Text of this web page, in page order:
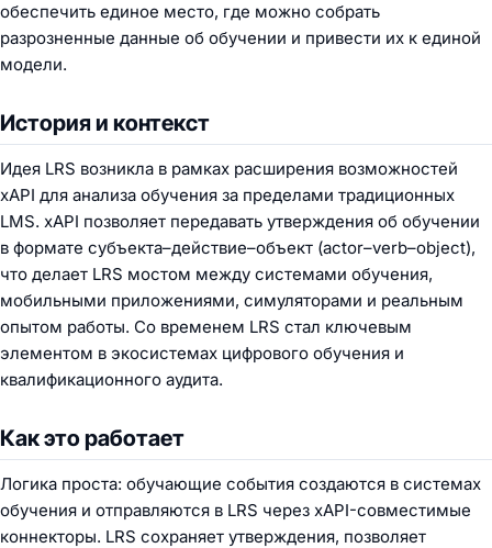
обеспечить единое место, где можно собрать
разрозненные данные об обучении и привести их к единой
модели.
История и контекст
Идея LRS возникла в рамках расширения возможностей
xAPI для анализа обучения за пределами традиционных
LMS. xAPI позволяет передавать утверждения об обучении
в формате субъекта–действие–объект (actor–verb–object),
что делает LRS мостом между системами обучения,
мобильными приложениями, симуляторами и реальным
опытом работы. Со временем LRS стал ключевым
элементом в экосистемах цифрового обучения и
квалификационного аудита.
Как это работает
Логика проста: обучающие события создаются в системах
обучения и отправляются в LRS через xAPI-совместимые
коннекторы. LRS сохраняет утверждения, позволяет